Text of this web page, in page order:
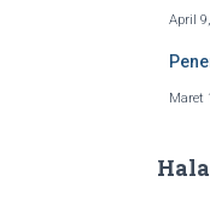
April
Maret